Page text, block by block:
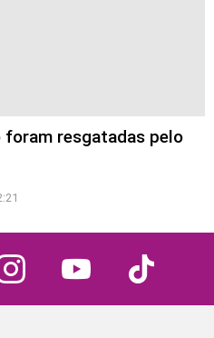
foram resgatadas pelo
instagram youtube tiktok